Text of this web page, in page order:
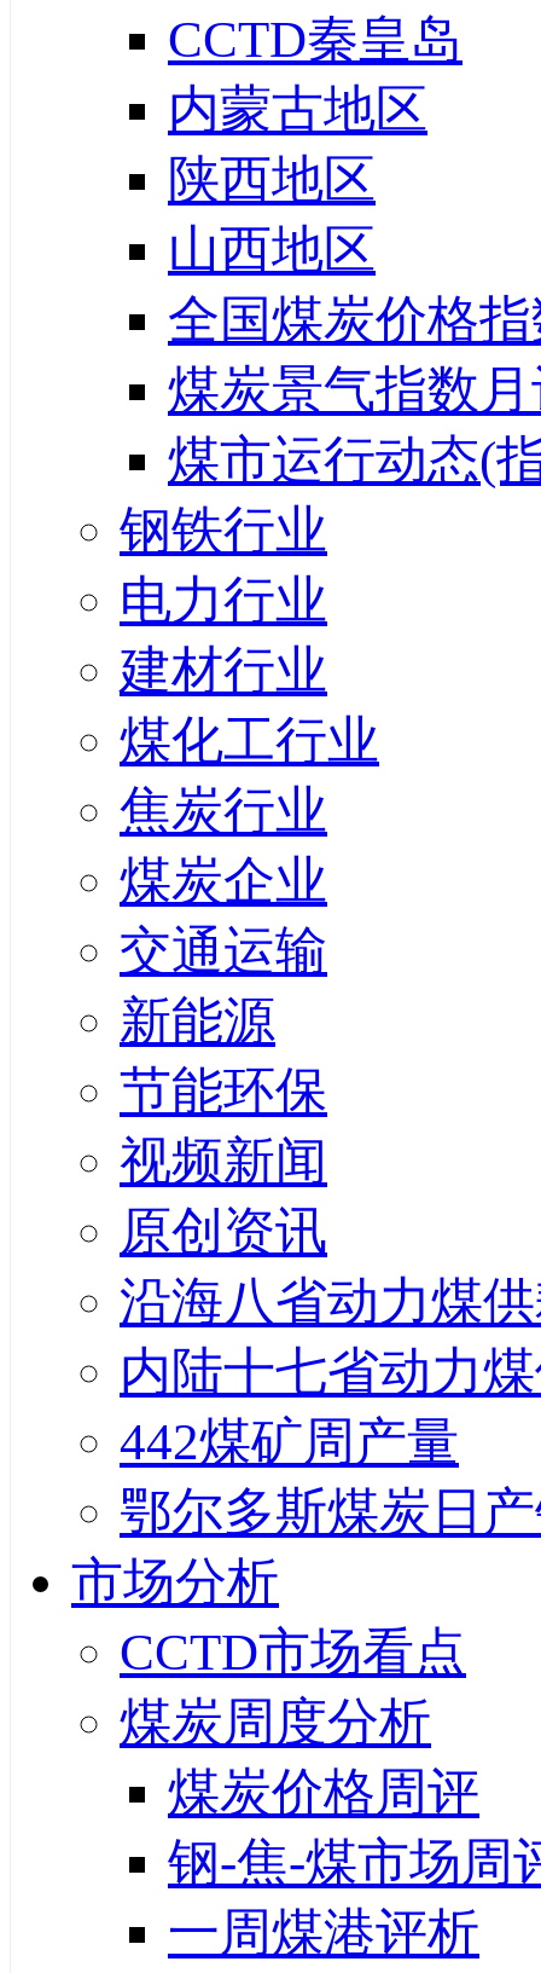
CCTD秦皇岛
内蒙古地区
陕西地区
山西地区
全国煤炭价格
煤炭景气指数
煤市运行动态(
钢铁行业
电力行业
建材行业
煤化工行业
焦炭行业
煤炭企业
交通运输
新能源
节能环保
视频新闻
原创资讯
沿海八省动力煤
内陆十七省动力
442煤矿周产量
鄂尔多斯煤炭日
市场分析
CCTD市场看点
煤炭周度分析
煤炭价格周评
钢-焦-煤市场周
一周煤港评析